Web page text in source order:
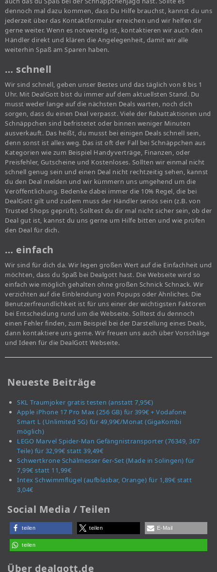
dennoch mal dazu kommen, dass Du Hilfe brauchst, kannst du uns
jederzeit über das Kontaktformular erreichen und wir helfen dir
gerne weiter. Wenn es notwendig ist, kontaktieren wir auch den
Händler direkt und klären die Angelegenheit, damit wir alle
weiterhin Spaß am Sparen haben.
… schnell
Wir sind schnell, geben unser Bestes und das täglich von 8 bis 1
Uhr. Mit DealGott bist du immer auf dem aktuellsten Stand. Du
musst weder lange auf die nächsten Deals warten, noch dich
sorgen, dass du einen Deal verpasst. Viele der Rabattaktionen und
Schnäppchen sind befristetet oder binnen weniger Minuten
ausverkauft. Das heißt, du musst bei einigen Deals schnell sein,
denn sonst ist alles weg. Das ist oft der Fall bei Schnäppchen aus
Kategorien wie zum Beispiel Handyverträge, Finanzen, oder
Preisfehler, Gutscheine und Kostenloses. Sollten wir einmal nicht
schnell genug sein und einen Deal nicht rechtzeitig sehen, kannst
du den Deal melden und wir kümmern uns umgehend um die
Veröffentlichung. Bedenke dabei immer die 10% Regel, die bei
DealGott gilt und zudem muss der Händler seriös sein (z.B. von
Trusted Shops geprüft). Solltest du dir mal nicht sicher sein, ob der
Deal gut ist, kannst du uns gerne um Hilfe bitten und wie prüfen
den Deal für dich.
… einfach
Wir sind für dich da. Wir legen großen Wert auf die Einfachheit und
möchten, dass du Spaß bei Dealgott hast. Die Webseite wird so
einfach wie möglich gehalten ohne großen Schnick Schnack. Wir
verzichten auf die Einblendung von Popups oder Ähnliches. Die
Benutzerfreundlichkeit ist für uns einer der wichtigsten Faktoren
bei Entscheidung rund um die Webseite. Solltest du dennoch
einen Fehler finden, zum Beispiel bei der Darstellung eines Deals,
dann kontaktiere uns gerne. Wir freuen uns auch über Vorschläge
und Ideen für die DealGott Webseite.
Neueste Beiträge
SKL Traumjoker gratis testen (anstatt 7,95€)
Apple iPhone 17 Pro Max (256 GB) für 399€ + Vodafone
Smart L (Unlimited 5G) für 49,99€/Monat (GigaKombi
möglich)
LEGO Marvel Spider-Man Gefängnistransporter (76349, 367
Teile) für 32,99€ statt 39,49€
Schwertkrone Schälmesser 6er-Set (Made in Solingen) für
7,99€ statt 11,99€
Intex Schwimmflügel (aufblasbar, Orange) für 1,89€ statt
3,04€
Social Media / Teilen
teilen teilen E-Mail
teilen
Über dealgott.de